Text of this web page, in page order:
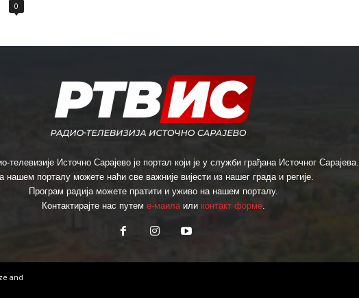
0
телевизије Источно Сарајево је портал који је у служби грађана Источног Сарајева.
нашем порталу можете наћи све важније вијести из нашег града и регије.
Програм радија можете пратити и уживо на нашем порталу.
Контактирајте нас путем е-маилаили контакт форме.
and